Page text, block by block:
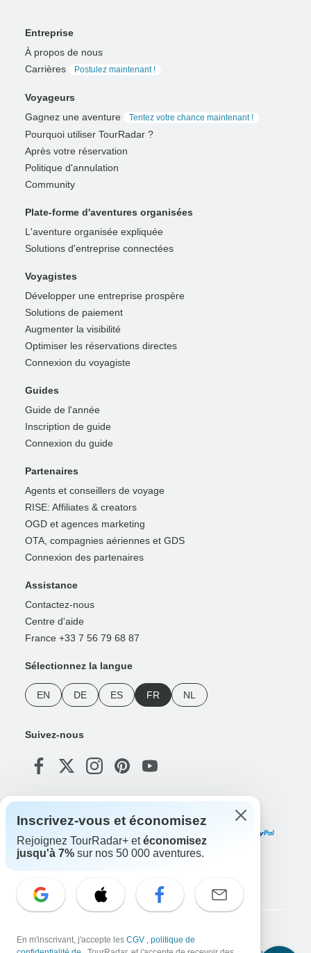
Entreprise
À propos de nous
Carrières
Postulez maintenant !
Voyageurs
Gagnez une aventure
Tentez votre chance maintenant !
Pourquoi utiliser TourRadar ?
Après votre réservation
Politique d'annulation
Community
Plate-forme d'aventures organisées
L'aventure organisée expliquée
Solutions d'entreprise connectées
Voyagistes
Développer une entreprise prospère
Solutions de paiement
Augmenter la visibilité
Optimiser les réservations directes
Connexion du voyagiste
Guides
Guide de l'année
Inscription de guide
Connexion du guide
Partenaires
Agents et conseillers de voyage
RISE: Affiliates & creators
OGD et agences marketing
OTA, compagnies aériennes et GDS
Connexion des partenaires
Assistance
Contactez-nous
Centre d'aide
France +33 7 56 79 68 87
Sélectionnez la langue
EN DE ES FR NL
Suivez-nous
Inscrivez-vous et économisez
Rejoignez TourRadar+ etéconomisez
jusqu'à 7% sur nos 50 000 aventures.
En m'inscrivant, j'accepte les CGV , politique de